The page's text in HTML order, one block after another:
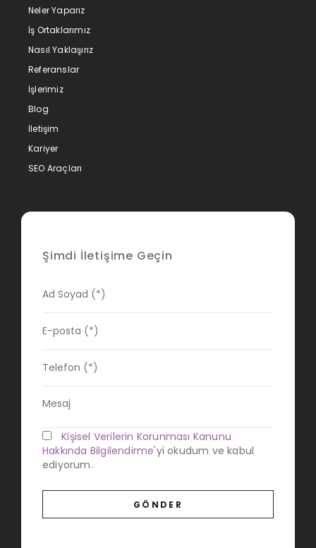
Neler Yaparız
İş Ortaklarımız
Nasıl Yaklaşırız
Referanslar
İşlerimiz
Blog
İletişim
Kariyer
SEO Araçları
Şimdi İletişime Geçin
Kişisel Verilerin Korunması Kanunu
Hakkında Bilgilendirme'yi okudum ve kabul
ediyorum.